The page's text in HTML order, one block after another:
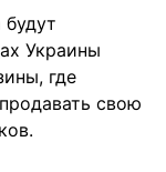
Украины
где
свою